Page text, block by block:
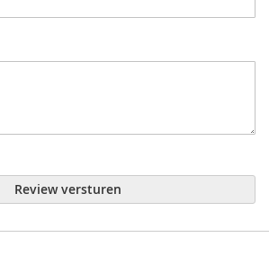
Review versturen